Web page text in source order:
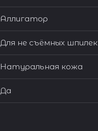
Аллигатор
Для не съёмных шпилек
Натуральная кожа
Да